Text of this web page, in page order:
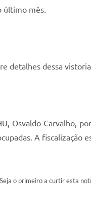
último mês.
detalhes dessa
Osvaldo Carvalho,
A fiscalização
Seja o primeiro a curtir esta